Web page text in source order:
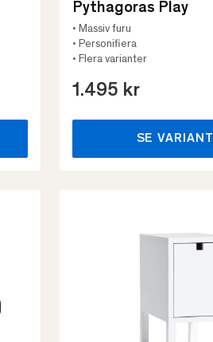
Pythagoras Play
• Massiv furu
• Personifiera
• Flera varianter
1.495 kr
SE